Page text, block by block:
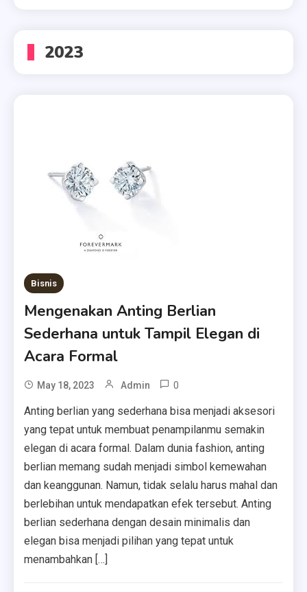
2023
Bisnis
Mengenakan Anting Berlian
Sederhana untuk Tampil Elegan di
Acara Formal
May 18, 2023 Admin 0
Anting berlian yang sederhana bisa menjadi aksesori
yang tepat untuk membuat penampilanmu semakin
elegan di acara formal. Dalam dunia fashion, anting
berlian memang sudah menjadi simbol kemewahan
dan keanggunan. Namun, tidak selalu harus mahal dan
berlebihan untuk mendapatkan efek tersebut. Anting
berlian sederhana dengan desain minimalis dan
elegan bisa menjadi pilihan yang tepat untuk
menambahkan […]